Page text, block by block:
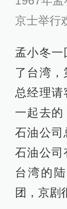
京士举行
孟小冬一
了台湾
总经理
一起去的
石油公司
石油公司
台湾的
团，京剧